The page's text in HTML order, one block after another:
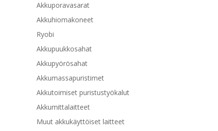
Akkuporavasarat
Akkuhiomakoneet
Ryobi
Akkupuukkosahat
Akkupyörösahat
Akkumassapuristimet
Akkutoimiset puristustyökalut
Akkumittalaitteet
Muut akkukäyttöiset laitteet